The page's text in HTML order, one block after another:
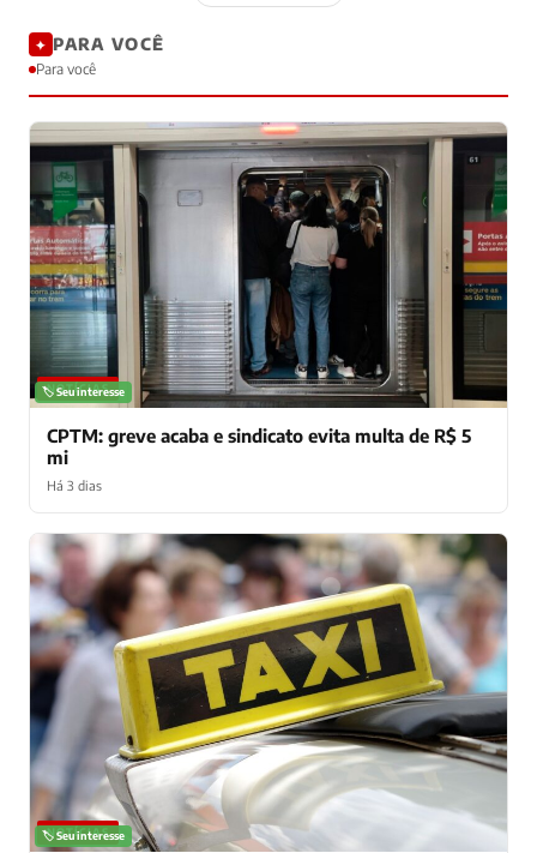
✦ PARA VOCÊ
Para você
NOTÍCIAS
🏷️ Seu interesse
CPTM: greve acaba e sindicato evita multa de R$ 5
mi
Há 3 dias
NOTÍCIAS
🏷️ Seu interesse